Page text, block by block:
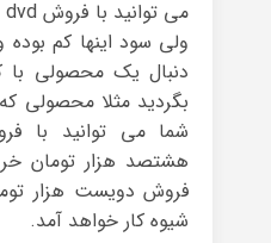
ولی سود اینها کم بوده
دنبال یک محصولی
بگردید مثلا محصولی
شما می توانید با
هشتصد هزار تومان
فروش دویست هزار
شیوه کار خواهد آمد.